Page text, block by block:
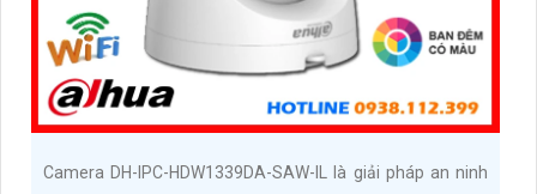
Camera DH-IPC-HDW1339DA-SAW-IL là giải pháp an ninh